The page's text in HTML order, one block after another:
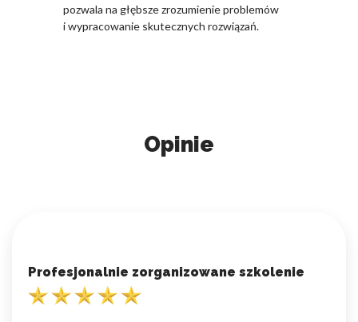
pozwala na głębsze zrozumienie problemów
i wypracowanie skutecznych rozwiązań.
Opinie
Profesjonalnie zorganizowane szkolenie